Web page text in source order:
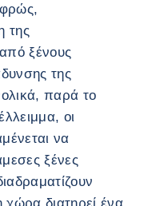
της
ξένους
της
παρά το
οι
να
ξένες